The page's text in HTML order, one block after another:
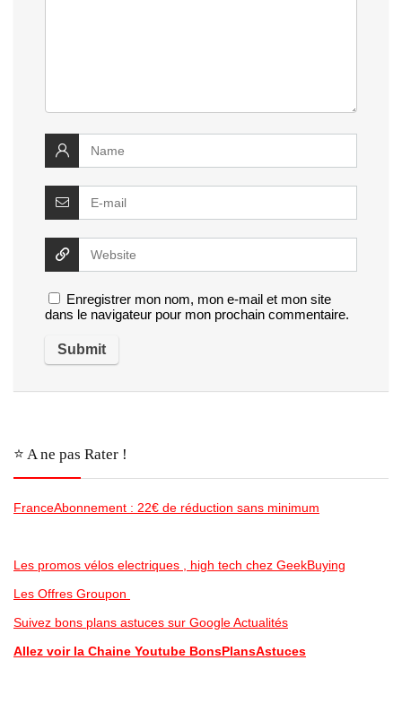
Enregistrer mon nom, mon e-mail et mon site
dans le navigateur pour mon prochain commentaire.
⭐️ A ne pas Rater !
FranceAbonnement : 22€ de réduction sans minimum
Les promos vélos electriques , high tech chez GeekBuying
Les Offres Groupon
Suivez bons plans astuces sur Google Actualités
Allez voir la Chaine Youtube BonsPlansAstuces